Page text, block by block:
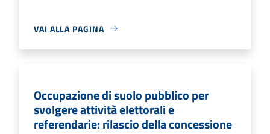
VAI ALLA PAGINA
Occupazione di suolo pubblico per
svolgere attività elettorali e
referendarie: rilascio della concessione